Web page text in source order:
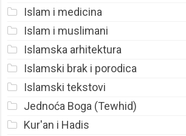
Islam i medicina
Islam i muslimani
Islamska arhitektura
Islamski brak i porodica
Islamski tekstovi
Jednoća Boga (Tewhid)
Kur'an i Hadis